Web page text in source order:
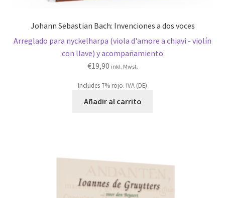
Johann Sebastian Bach: Invenciones a dos voces
Arreglado para nyckelharpa (viola d'amore a chiavi - violín
con llave) y acompañamiento
€19,90 inkl. Mwst.
Includes 7% rojo. IVA (DE)
Añadir al carrito